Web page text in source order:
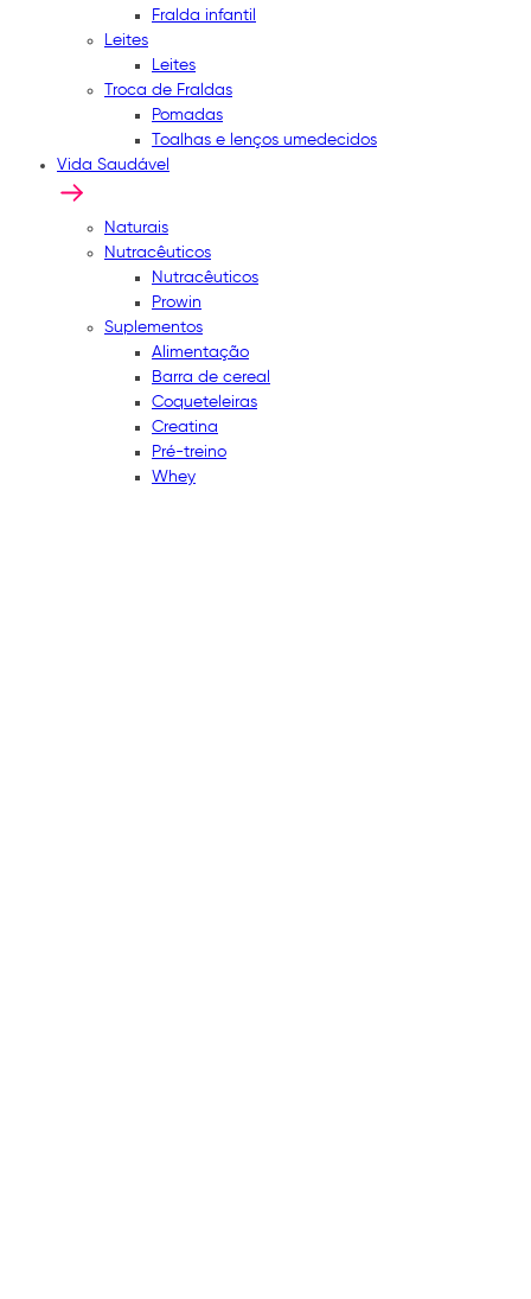
Fralda infantil
Leites
Leites
Troca de Fraldas
Pomadas
Toalhas e lenços umedecidos
Vida Saudável
Naturais
Nutracêuticos
Nutracêuticos
Prowin
Suplementos
Alimentação
Barra de cereal
Coqueteleiras
Creatina
Pré-treino
Whey